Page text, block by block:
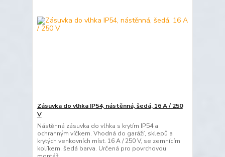
Zásuvka do vlhka IP54, nástěnná, šedá, 16 A / 250
V
Nástěnná zásuvka do vlhka s krytím IP54 a
ochranným víčkem. Vhodná do garáží, sklepů a
krytých venkovních míst. 16 A / 250 V, se zemnícím
kolíkem, šedá barva. Určená pro povrchovou